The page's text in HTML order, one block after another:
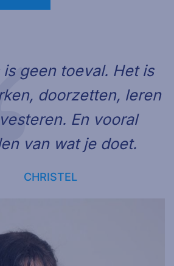
is geen toeval. Het is
doorzetten, leren
En vooral
van wat je doet.
CHRISTEL